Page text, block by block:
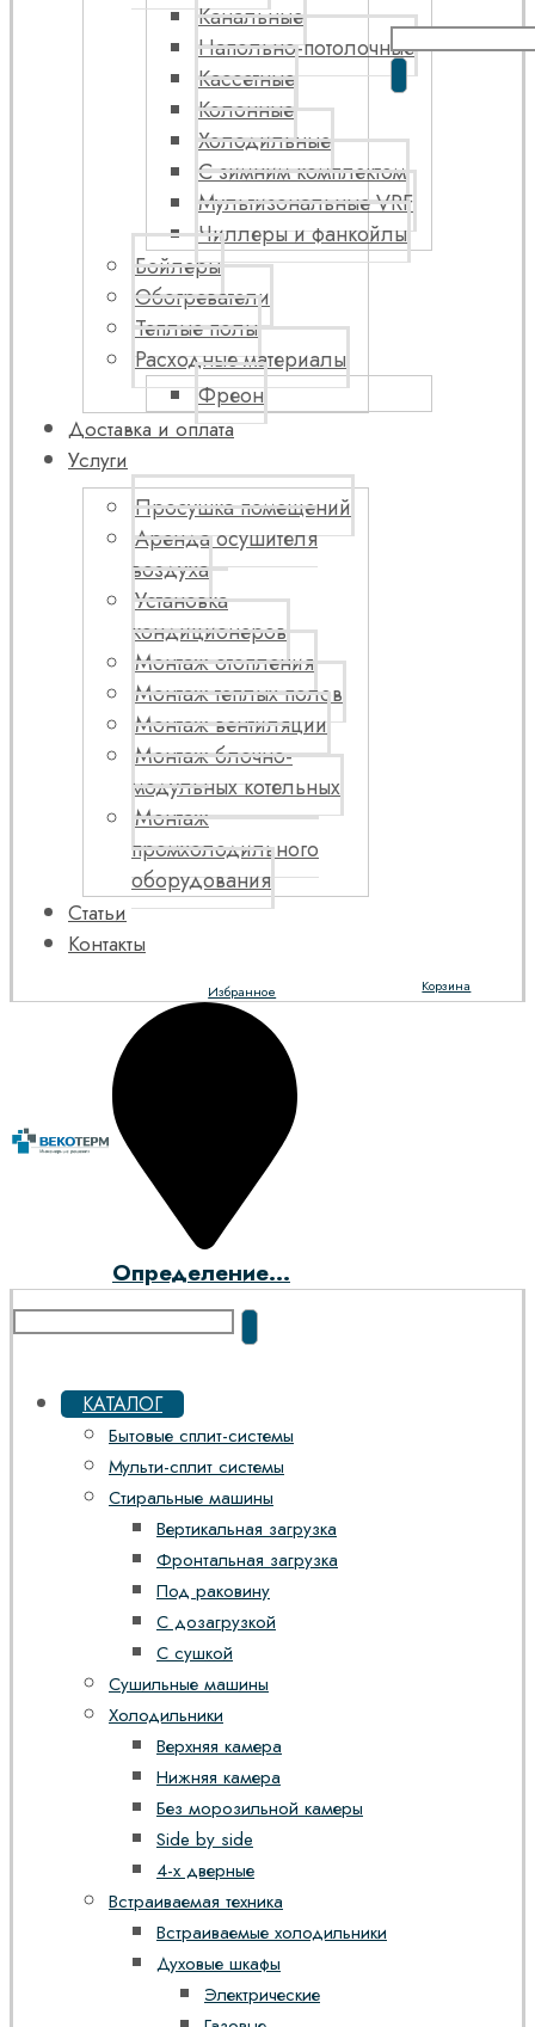
Канальные
Напольно-потолочные
Кассетные
Колонные
Холодильные
С зимним комплектом
Мультизональные VRF
Чиллеры и фанкойлы
Бойлеры
Обогреватели
Теплые полы
Расходные материалы
Фреон
Доставка и оплата
Услуги
Просушка помещений
Аренда осушителя
воздуха
Установка
кондиционеров
Монтаж отопления
Монтаж теплых полов
Монтаж вентиляции
Монтаж блочно-
модульных котельных
Монтаж
промхолодильного
оборудования
Статьи
Контакты
Корзина
Избранное
Определение...
КАТАЛОГ
Бытовые сплит-системы
Мульти-сплит системы
Стиральные машины
Вертикальная загрузка
Фронтальная загрузка
Под раковину
С дозагрузкой
С сушкой
Сушильные машины
Холодильники
Верхняя камера
Нижняя камера
Без морозильной камеры
Side by side
4-х дверные
Встраиваемая техника
Встраиваемые холодильники
Духовые шкафы
Электрические